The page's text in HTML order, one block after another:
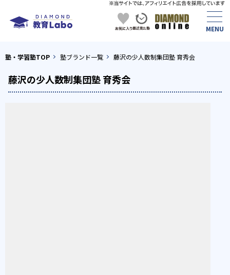
塾・学習塾TOP 塾ブランド一覧 藤沢の少人数制集団塾 育秀会
藤沢の少人数制集団塾 育秀会